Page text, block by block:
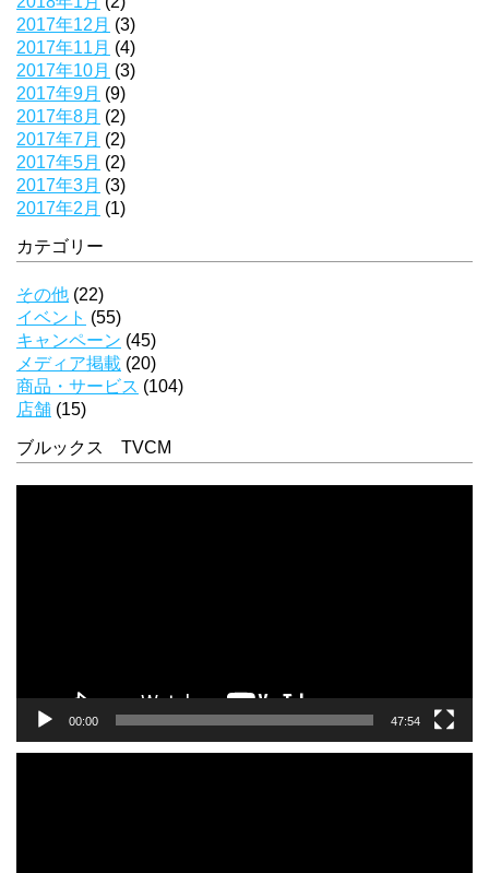
2017年12月 (3)
2017年11月 (4)
2017年10月 (3)
2017年9月 (9)
2017年8月 (2)
2017年7月 (2)
2017年5月 (2)
2017年3月 (3)
2017年2月 (1)
カテゴリー
その他 (22)
イベント (55)
キャンペーン (45)
メディア掲載 (20)
商品・サービス (104)
店舗 (15)
ブルックス TVCM
00:00 47:54